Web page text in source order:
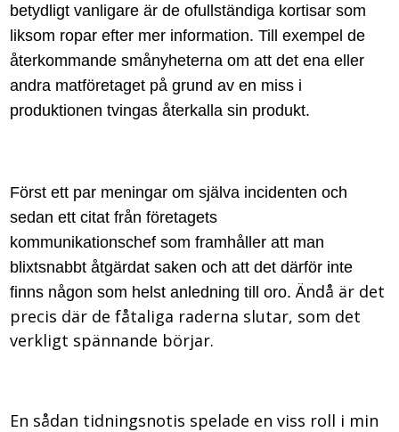
betydligt vanligare är de ofullständiga kortisar som
liksom ropar efter mer information.Till exempel de
återkommande smånyheterna om att det ena eller
andra matföretaget på grund av en miss i
produktionen tvingas återkalla sin produkt.
Först ett par meningar om själva incidenten och
sedan ett citat från företagets
kommunikationschef som framhåller att man
blixtsnabbt åtgärdat saken och att det därför inte
finns någon som helst anledning till oro.Ändå är det
precis där de fåtaliga raderna slutar, som det
verkligt spännande börjar.
En sådan tidningsnotis spelade en viss roll i min